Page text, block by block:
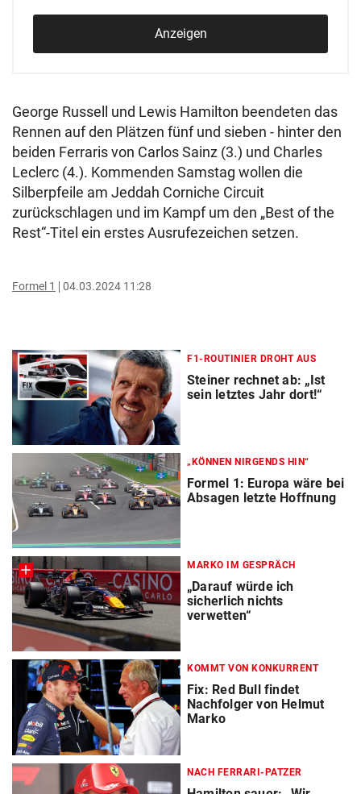
Anzeigen
George Russell und Lewis Hamilton beendeten das
Rennen auf den Plätzen fünf und sieben - hinter den
beiden Ferraris von Carlos Sainz (3.) und Charles
Leclerc (4.). Kommenden Samstag wollen die
Silberpfeile am Jeddah Corniche Circuit
zurückschlagen und im Kampf um den „Best of the
Rest“-Titel ein erstes Ausrufezeichen setzen.
Formel 1 04.03.2024 11:28
F1-ROUTINIER DROHT AUS
Steiner rechnet ab: „Ist
sein letztes Jahr dort!“
„KÖNNEN NIRGENDS HIN“
Formel 1: Europa wäre bei
Absagen letzte Hoffnung
MARKO IM GESPRÄCH
„Darauf würde ich
sicherlich nichts
verwetten“
KOMMT VON KONKURRENT
Fix: Red Bull findet
Nachfolger von Helmut
Marko
NACH FERRARI-PATZER